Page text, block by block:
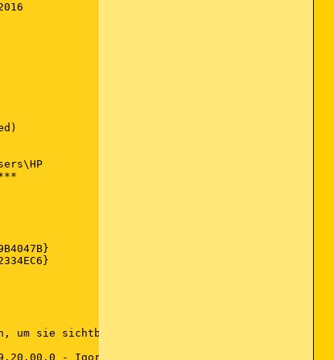
um sie sichtbar zu machen. Die Adware-
- Igor Pavlov)